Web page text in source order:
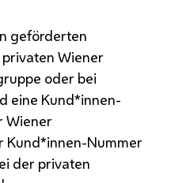
geförderten
Wiener
oder bei
eine Kund*innen-
Wiener
Kund*innen-Nummer
der privaten